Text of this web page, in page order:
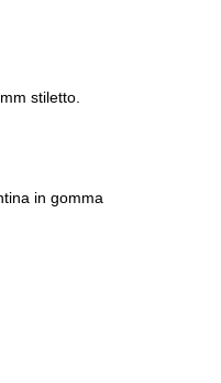
stiletto.
in gomma